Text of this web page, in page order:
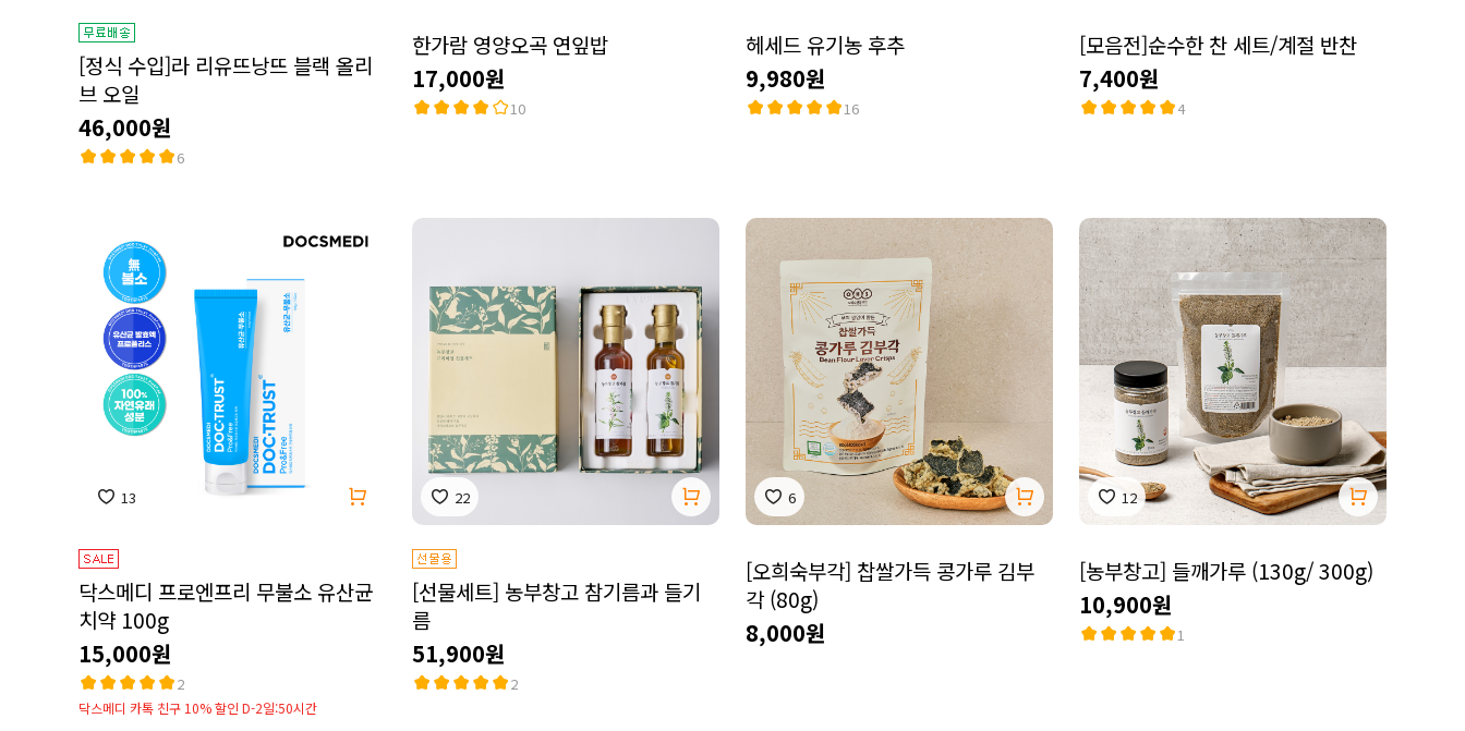
[정식 수입]라 리유뜨낭뜨 블랙 올리
브 오일
46,000원
6
한가람 영양오곡 연잎밥
17,000원
10
헤세드 유기농 후추
9,980원
16
[모음전]순수한 찬 세트/계절 반찬
7,400원
4
13
닥스메디 프로엔프리 무불소 유산균
치약 100g
15,000원
2
닥스메디 카톡 친구 10% 할인 D-2일:50시간
22
[선물세트] 농부창고 참기름과 들기
름
51,900원
2
6
[오희숙부각] 찹쌀가득 콩가루 김부
각 (80g)
8,000원
12
[농부창고] 들깨가루 (130g/ 300g)
10,900원
1